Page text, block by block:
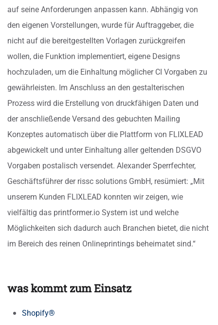
auf seine Anforderungen anpassen kann. Abhängig von
den eigenen Vorstellungen, wurde für Auftraggeber, die
nicht auf die bereitgestellten Vorlagen zurückgreifen
wollen, die Funktion implementiert, eigene Designs
hochzuladen, um die Einhaltung möglicher CI Vorgaben zu
gewährleisten. Im Anschluss an den gestalterischen
Prozess wird die Erstellung von druckfähigen Daten und
der anschließende Versand des gebuchten Mailing
Konzeptes automatisch über die Plattform von FLIXLEAD
abgewickelt und unter Einhaltung aller geltenden DSGVO
Vorgaben postalisch versendet. Alexander Sperrfechter,
Geschäftsführer der rissc solutions GmbH, resümiert: „Mit
unserem Kunden FLIXLEAD konnten wir zeigen, wie
vielfältig das printformer.io System ist und welche
Möglichkeiten sich dadurch auch Branchen bietet, die nicht
im Bereich des reinen Onlineprintings beheimatet sind.“
was kommt zum Einsatz
Shopify®